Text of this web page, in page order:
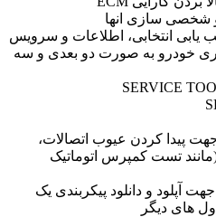
انتخابی، اطلاعات و سرویس
خودرو به صورت دو بعدی و سه
پیدا کردن عیوب اتصالات،
تست کمپرس اتوماتیک
آپلود و دانلود پیکربندی یک
های دیگر